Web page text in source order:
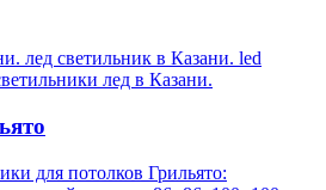
лед светильник в Казани. led
лед в Казани.
для потолков Грильято: